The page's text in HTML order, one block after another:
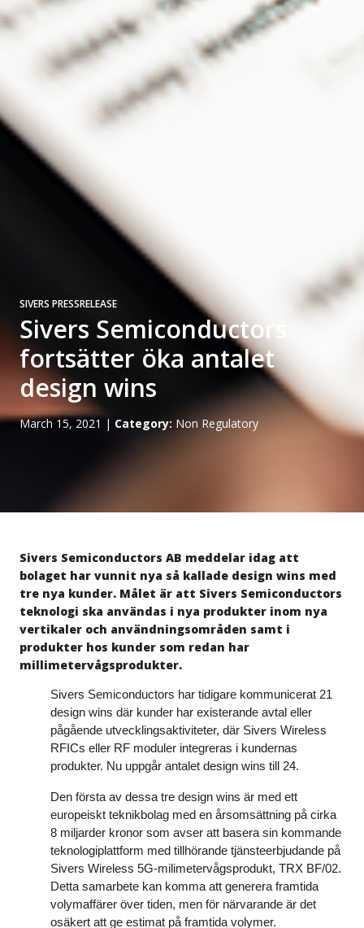
SIVERS PRESSRELEASE
Sivers Semiconductors
fortsätter öka antalet
design wins
March 15, 2021 | Category: Non Regulatory
Sivers Semiconductors AB meddelar idag att
bolaget har vunnit nya så kallade design wins med
tre nya kunder. Målet är att Sivers Semiconductors
teknologi ska användas i nya produkter inom nya
vertikaler och användningsområden samt i
produkter hos kunder som redan har
millimetervågsprodukter.
Sivers Semiconductors har tidigare kommunicerat 21
design wins där kunder har existerande avtal eller
pågående utvecklingsaktiviteter, där Sivers Wireless
RFICs eller RF moduler integreras i kundernas
produkter. Nu uppgår antalet design wins till 24.
Den första av dessa tre design wins är med ett
europeiskt teknikbolag med en årsomsättning på cirka
8 miljarder kronor som avser att basera sin kommande
teknologiplattform med tillhörande tjänsteerbjudande på
Sivers Wireless 5G-milimetervågsprodukt, TRX BF/02.
Detta samarbete kan komma att generera framtida
volymaffärer över tiden, men för närvarande är det
osäkert att ge estimat på framtida volymer.